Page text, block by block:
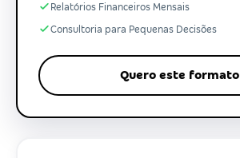
Relatórios Financeiros Mensais
Consultoria para Pequenas Decisões
Quero este formato